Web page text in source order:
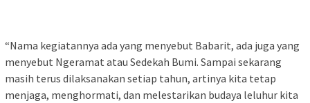
‎“Nama kegiatannya ada yang menyebut Babarit, ada juga yang
menyebut Ngeramat atau Sedekah Bumi. Sampai sekarang
masih terus dilaksanakan setiap tahun, artinya kita tetap
menjaga, menghormati, dan melestarikan budaya leluhur kita